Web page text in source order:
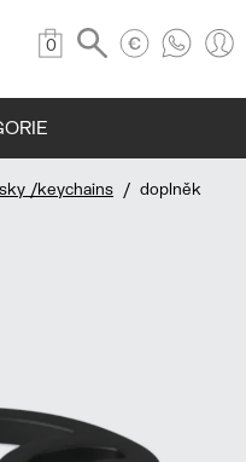
0
/keychains / doplněk